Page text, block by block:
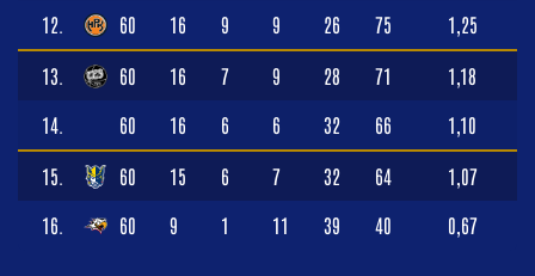
12. 60 16 9 9 26 75 1,25
13. 60 16 7 9 28 71 1,18
14. 60 16 6 6 32 66 1,10
15. 60 15 6 7 32 64 1,07
16. 60 9 1 11 39 40 0,67